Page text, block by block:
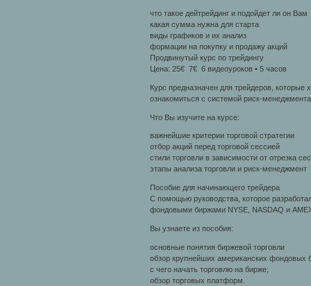
что такое дейтрейдинг и подойдет ли он Вам
какая сумма нужна для старта
виды графиков и их анализ
формации на покупку и продажу акций
Продвинутый курс по трейдингу
Цена: 25€ 7€ 6 видеоуроков • 5 часов
Курс предназначен для трейдеров, которые
ознакомиться с системой риск-
Что Вы изучите на курсе:
важнейшие критерии торговой стратегии
отбор акций перед торговой сессией
стили торговли в зависимости от отрезка
этапы анализа торговли и риск-менеджмент
Пособие для начинающего трейдера
С помощью руководства, которое
фондовыми биржами NYSE, NASDAQ и
Вы узнаете из пособия:
основные понятия биржевой торговли
обзор крупнейших американских фондовых
с чего начать торговлю на бирже;
обзор торговых платформ.